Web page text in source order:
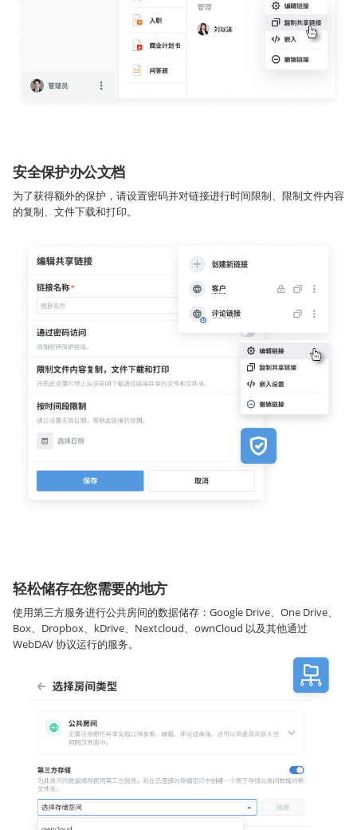
安全保护办公文档
为了获得额外的保护，请设置密码并对链接进行时间限制、限制文件内容
的复制、文件下载和打印。
轻松储存在您需要的地方
使用第三方服务进行公共房间的数据储存：Google Drive、One Drive、
Box、Dropbox、kDrive、Nextcloud、ownCloud 以及其他通过
WebDAV 协议运行的服务。